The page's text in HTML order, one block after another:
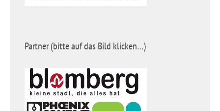
Partner (bitte auf das Bild klicken…)